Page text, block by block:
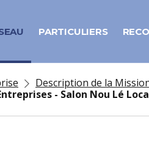
PARTICULIERS
Description de la
- Salon Nou Lé